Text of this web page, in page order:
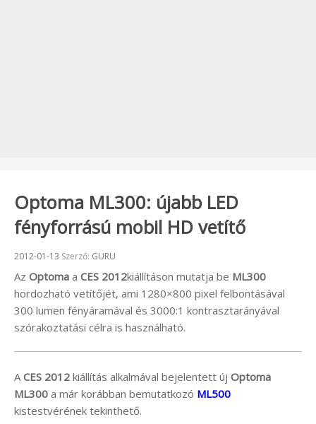
Optoma ML300: újabb LED
fényforrású mobil HD vetítő
Beküldve:
2012-01-13 Szerző: GURU
Az Optoma a CES 2012kiállításon mutatja be ML300
hordozható vetítőjét, ami 1280×800 pixel felbontásával
300 lumen fényáramával és 3000:1 kontrasztarányával
szórakoztatási célra is használható.
A CES 2012 kiállítás alkalmával bejelentett új Optoma
ML300 a már korábban bemutatkozó ML500
kistestvérének tekinthető.